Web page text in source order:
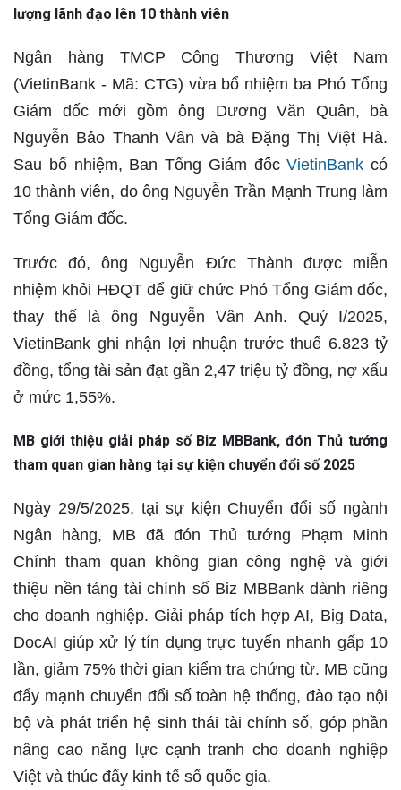
lượng lãnh đạo lên 10 thành viên
Ngân hàng TMCP Công Thương Việt Nam
(VietinBank - Mã: CTG) vừa bổ nhiệm ba Phó Tổng
Giám đốc mới gồm ông Dương Văn Quân, bà
Nguyễn Bảo Thanh Vân và bà Đặng Thị Việt Hà.
Sau bổ nhiệm, Ban Tổng Giám đốcVietinBank có
10 thành viên, do ông Nguyễn Trần Mạnh Trung làm
Tổng Giám đốc.
Trước đó, ông Nguyễn Đức Thành được miễn
nhiệm khỏi HĐQT để giữ chức Phó Tổng Giám đốc,
thay thế là ông Nguyễn Vân Anh. Quý I/2025,
VietinBank ghi nhận lợi nhuận trước thuế 6.823 tỷ
đồng, tổng tài sản đạt gần 2,47 triệu tỷ đồng, nợ xấu
ở mức 1,55%.
MB giới thiệu giải pháp số Biz MBBank, đón Thủ tướng
tham quan gian hàng tại sự kiện chuyển đổi số 2025
Ngày 29/5/2025, tại sự kiện Chuyển đổi số ngành
Ngân hàng, MB đã đón Thủ tướng Phạm Minh
Chính tham quan không gian công nghệ và giới
thiệu nền tảng tài chính số Biz MBBank dành riêng
cho doanh nghiệp. Giải pháp tích hợp AI, Big Data,
DocAI giúp xử lý tín dụng trực tuyến nhanh gấp 10
lần, giảm 75% thời gian kiểm tra chứng từ. MB cũng
đẩy mạnh chuyển đổi số toàn hệ thống, đào tạo nội
bộ và phát triển hệ sinh thái tài chính số, góp phần
nâng cao năng lực cạnh tranh cho doanh nghiệp
Việt và thúc đẩy kinh tế số quốc gia.